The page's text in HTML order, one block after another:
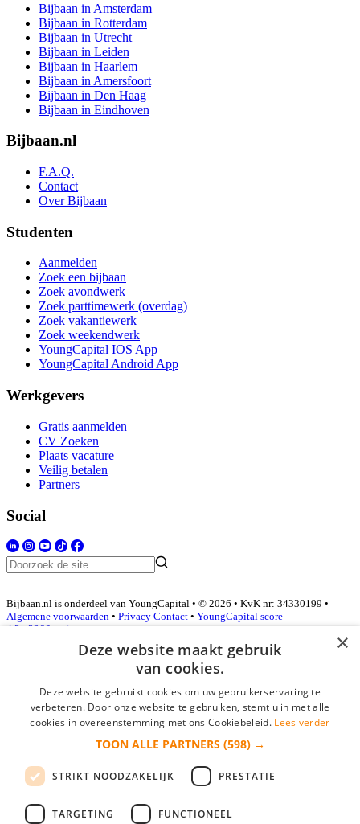
Bijbaan in Amsterdam
Bijbaan in Rotterdam
Bijbaan in Utrecht
Bijbaan in Leiden
Bijbaan in Haarlem
Bijbaan in Amersfoort
Bijbaan in Den Haag
Bijbaan in Eindhoven
Bijbaan.nl
F.A.Q.
Contact
Over Bijbaan
Studenten
Aanmelden
Zoek een bijbaan
Zoek avondwerk
Zoek parttimewerk (overdag)
Zoek vakantiewerk
Zoek weekendwerk
YoungCapital IOS App
YoungCapital Android App
Werkgevers
Gratis aanmelden
CV Zoeken
Plaats vacature
Veilig betalen
Partners
Social
Bijbaan.nl is onderdeel van YoungCapital • © 2026 • KvK nr: 34330199 •
Algemene voorwaarden • Privacy Contact • YoungCapital score
4.3 - 3366 reviews
Inloggen als bedrijf
*
login gegevens onthouden
login
×
Deze website maakt gebruik
van cookies.
Deze website gebruikt cookies om uw gebruikerservaring te
verbeteren. Door onze website te gebruiken, stemt u in met alle
cookies in overeenstemming met ons Cookiebeleid. Lees verder
TOON ALLE PARTNERS (598) →
STRIKT NOODZAKELIJK PRESTATIE
TARGETING FUNCTIONEEL